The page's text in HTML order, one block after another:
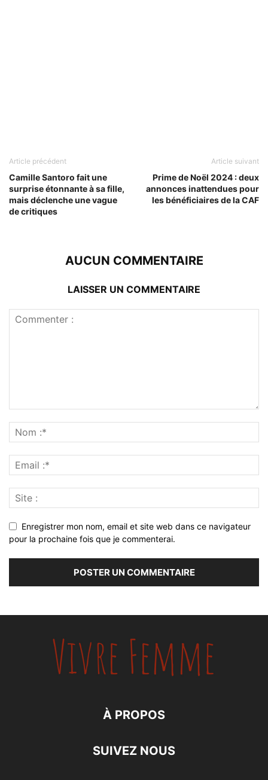
Article précédent
Camille Santoro fait une
surprise étonnante à sa fille,
mais déclenche une vague
de critiques
Article suivant
Prime de Noël 2024 : deux
annonces inattendues pour
les bénéficiaires de la CAF
AUCUN COMMENTAIRE
LAISSER UN COMMENTAIRE
Enregistrer mon nom, email et site web dans ce navigateur
pour la prochaine fois que je commenterai.
À PROPOS
SUIVEZ NOUS